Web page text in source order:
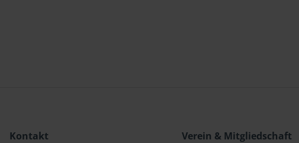
Kontakt Verein & Mitgliedschaft